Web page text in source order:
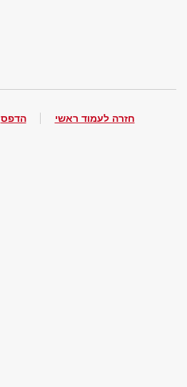
חזרה לעמוד ראשי הדפס